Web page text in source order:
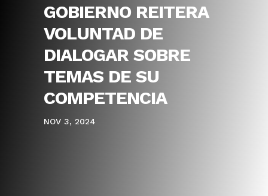
GOBIERNO REITERA
VOLUNTAD DE
DIALOGAR SOBRE
TEMAS DE SU
COMPETENCIA
NOV 3, 2024